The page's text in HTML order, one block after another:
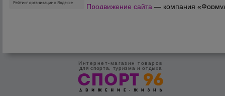
Продвижение сайта — компания
Интернет-магазин товаров
для спорта, туризма и отдыха